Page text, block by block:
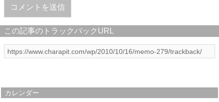
この記事のトラックバックURL
カレンダー